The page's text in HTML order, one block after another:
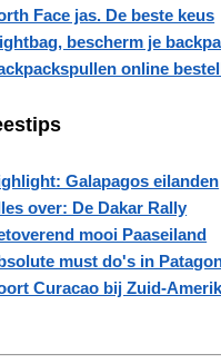
Face jas. De beste keus
bescherm je
online
Galapagos eilanden
over: De Dakar Rally
mooi Paaseiland
must do's in
Curacao bij Zuid-